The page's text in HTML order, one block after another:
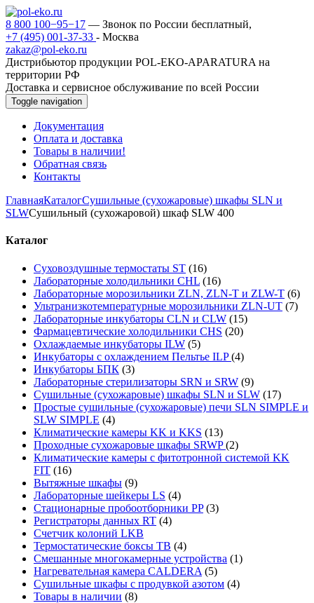
8 800 100−95−17 — Звонок по России бесплатный,
+7 (495) 001-37-33 - Москва
zakaz@pol-eko.ru
Дистрибьютор продукции POL-EKO-APARATURA на
территории РФ
Доставка и сервисное обслуживание по всей России
Toggle navigation
Документация
Оплата и доставка
Товары в наличии!
Обратная связь
Контакты
ГлавнаяКаталогСушильные (сухожаровые) шкафы SLN и
SLWСушильный (сухожаровой) шкаф SLW 400
Каталог
Суховоздушные термостаты ST (16)
Лабораторные холодильники CHL (16)
Лабораторные морозильники ZLN, ZLN-T и ZLW-T (6)
Ультранизкотемпературные морозильники ZLN-UT (7)
Лабораторные инкубаторы CLN и CLW (15)
Фармацевтические холодильники CHS (20)
Охлаждаемые инкубаторы ILW (5)
Инкубаторы с охлаждением Пельтье ILP(4)
Инкубаторы БПК (3)
Лабораторные стерилизаторы SRN и SRW (9)
Сушильные (сухожаровые) шкафы SLN и SLW (17)
Простые сушильные (сухожаровые) печи SLN SIMPLE и
SLW SIMPLE (4)
Климатические камеры KK и KKS (13)
Проходные сухожаровые шкафы SRWP(2)
Климатические камеры с фитотронной системой KK
FIT (16)
Вытяжные шкафы (9)
Лабораторные шейкеры LS (4)
Стационарные пробоотборники PP (3)
Регистраторы данных RT (4)
Счетчик колоний LKB
Термостатические боксы TB (4)
Смешанные многокамерные устройства (1)
Нагревательная камера CALDERA (5)
Сушильные шкафы с продувкой азотом (4)
Товары в наличии (8)